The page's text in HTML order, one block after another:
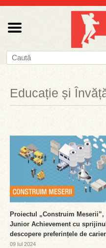
Educație și
Proiectul „Construim
Junior Achievement cu
descopere preferințele de
09 Iul 2024